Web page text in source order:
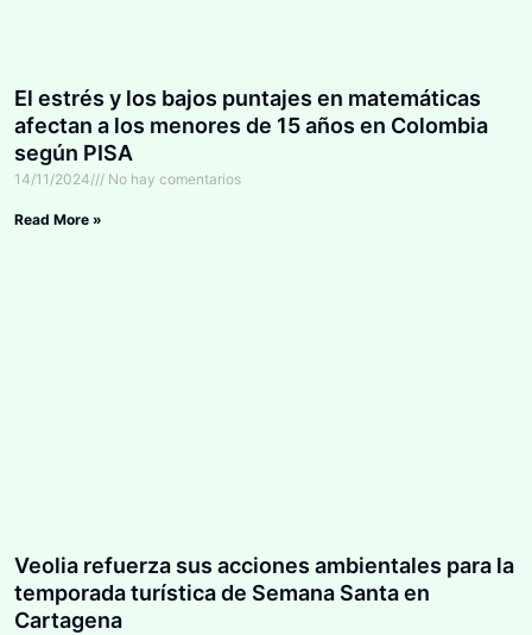
El estrés y los bajos puntajes en matemáticas
afectan a los menores de 15 años en Colombia
según PISA
14/11/2024 No hay comentarios
Read More »
Veolia refuerza sus acciones ambientales para la
temporada turística de Semana Santa en
Cartagena